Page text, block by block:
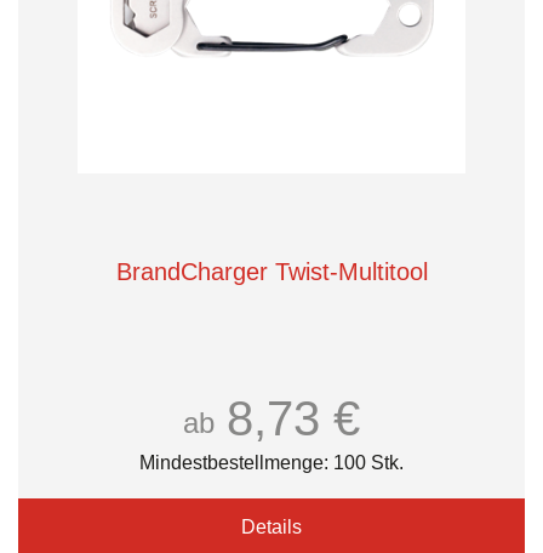
BrandCharger Twist-Multitool
ab 8,73 €
Mindestbestellmenge: 100 Stk.
Details